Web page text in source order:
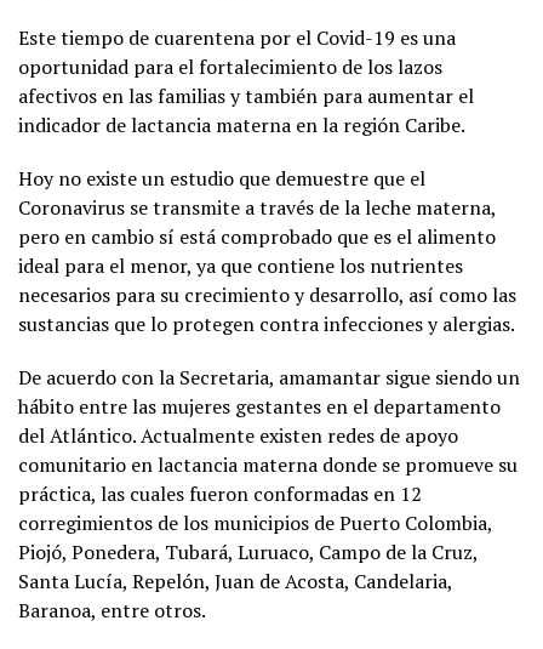
Este tiempo de cuarentena por el Covid-19 es una
oportunidad para el fortalecimiento de los lazos
afectivos en las familias y también para aumentar el
indicador de lactancia materna en la región Caribe.
Hoy no existe un estudio que demuestre que el
Coronavirus se transmite a través de la leche materna,
pero en cambio sí está comprobado que es el alimento
ideal para el menor, ya que contiene los nutrientes
necesarios para su crecimiento y desarrollo, así como las
sustancias que lo protegen contra infecciones y alergias.
De acuerdo con la Secretaria, amamantar sigue siendo un
hábito entre las mujeres gestantes en el departamento
del Atlántico. Actualmente existen redes de apoyo
comunitario en lactancia materna donde se promueve su
práctica, las cuales fueron conformadas en 12
corregimientos de los municipios de Puerto Colombia,
Piojó, Ponedera, Tubará, Luruaco, Campo de la Cruz,
Santa Lucía, Repelón, Juan de Acosta, Candelaria,
Baranoa, entre otros.